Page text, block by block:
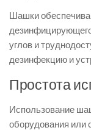
Шашки
углов и
дезинфекцию и
Простота
Использование
оборудования или